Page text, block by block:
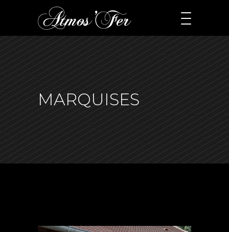
MARQUISES